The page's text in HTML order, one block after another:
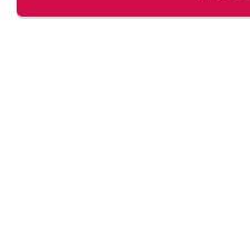
■経歴：2003年、夫が子育てをするた